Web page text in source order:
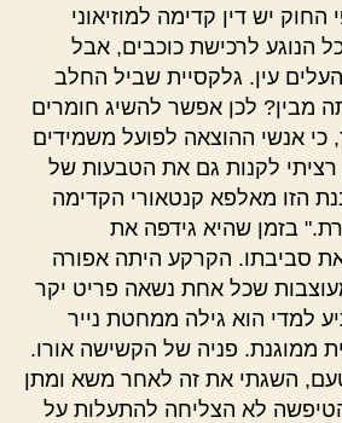
החוק יש דין קדימה למוזיאוני
הנוגע לרכישת כוכבים, אבל
עין. גלקסיית שביל החלב
מבין? לכן אפשר להשיג חומרים
כי אנשי ההוצאה לפועל משמידים
לקנות גם את הטבעות של
הזו מאלפא קנטאורי הקדימה
בזמן שהיא גידפה את
סביבתו. הקרקע היתה אפורה
שכל אחת נשאה פריט יקר
למדי הוא גילה ממחטת נייר
ממוגנת. פניה של הקשישה אורו.
השגתי את זה לאחר משא ומתן
לא הצליחה להתעלות על